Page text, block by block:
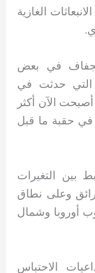
الغازية
في بعض
التي حدثت في
الآن أكثر
عليه في حقبة ما قبل
بين التغيرات
وعلى نطاق
أوروبا وشمال
الاحتباس